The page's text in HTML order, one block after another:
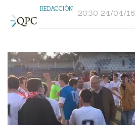
REDACCIÓN 20:30 24/04/16